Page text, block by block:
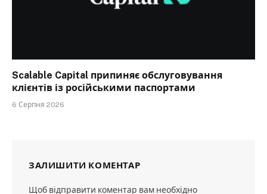
Scalable Capital припиняє обслуговування
клієнтів із російськими паспортами
6 Серпня 2026
ЗАЛИШИТИ КОМЕНТАР
Щоб відправити коментар вам необхідно